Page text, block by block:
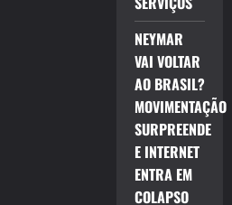
NEYMAR
VAI VOLTAR
AO BRASIL?
MOVIMENTAÇÃO
SURPREENDE
E INTERNET
ENTRA EM
COLAPSO